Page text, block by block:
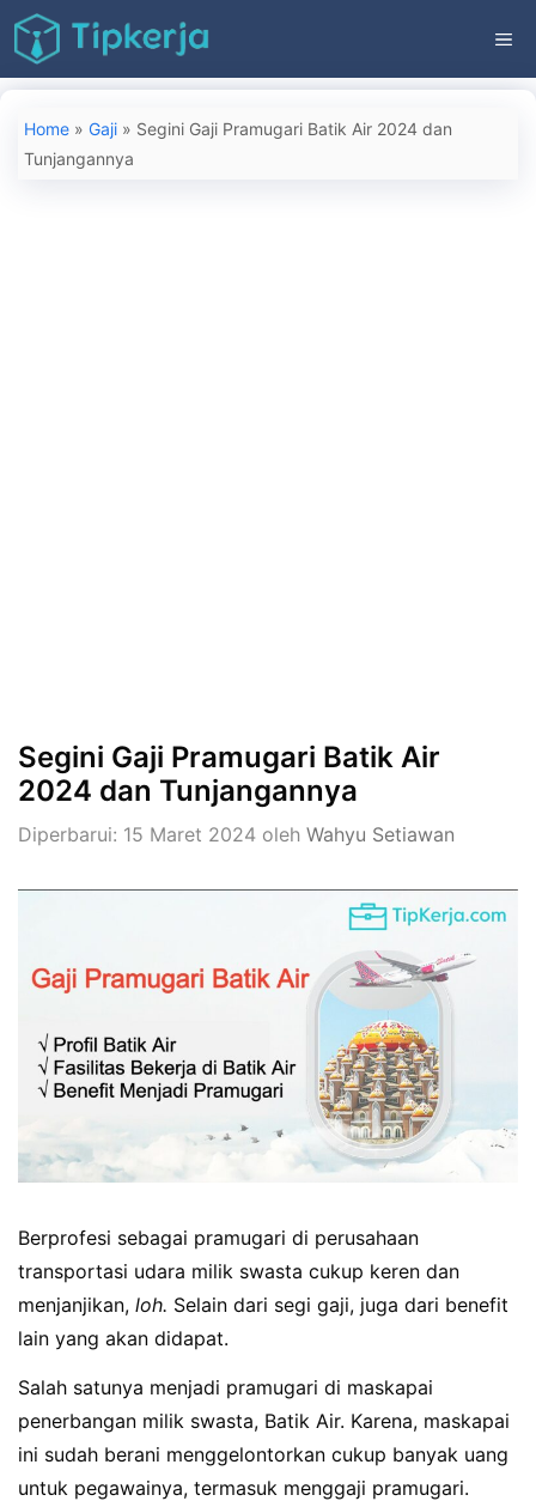
Langsung
ke
isi
Home » Gaji » Segini Gaji Pramugari Batik Air 2024 dan
Tunjangannya
Segini Gaji Pramugari Batik Air
2024 dan Tunjangannya
Diperbarui: 15 Maret 2024 oleh Wahyu Setiawan
Berprofesi sebagai pramugari di perusahaan
transportasi udara milik swasta cukup keren dan
menjanjikan, loh. Selain dari segi gaji, juga dari benefit
lain yang akan didapat.
Salah satunya menjadi pramugari di maskapai
penerbangan milik swasta, Batik Air. Karena, maskapai
ini sudah berani menggelontorkan cukup banyak uang
untuk pegawainya, termasuk menggaji pramugari.